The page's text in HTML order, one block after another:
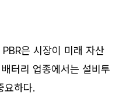
은 시장이 미래 자산
터리 업종에서는 설비투
요하다.